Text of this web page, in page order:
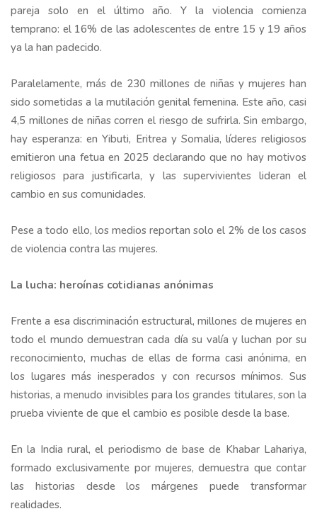
pareja solo en el último año. Y la violencia comienza
temprano: el 16% de las adolescentes de entre 15 y 19 años
ya la han padecido.
Paralelamente, más de 230 millones de niñas y mujeres han
sido sometidas a la mutilación genital femenina. Este año, casi
4,5 millones de niñas corren el riesgo de sufrirla. Sin embargo,
hay esperanza: en Yibuti, Eritrea y Somalia, líderes religiosos
emitieron una fetua en 2025 declarando que no hay motivos
religiosos para justificarla, y las supervivientes lideran el
cambio en sus comunidades.
Pese a todo ello, los medios reportan solo el 2% de los casos
de violencia contra las mujeres.
La lucha: heroínas cotidianas anónimas
Frente a esa discriminación estructural, millones de mujeres en
todo el mundo demuestran cada día su valía y luchan por su
reconocimiento, muchas de ellas de forma casi anónima, en
los lugares más inesperados y con recursos mínimos. Sus
historias, a menudo invisibles para los grandes titulares, son la
prueba viviente de que el cambio es posible desde la base.
En la India rural, el periodismo de base de Khabar Lahariya,
formado exclusivamente por mujeres, demuestra que contar
las historias desde los márgenes puede transformar
realidades.